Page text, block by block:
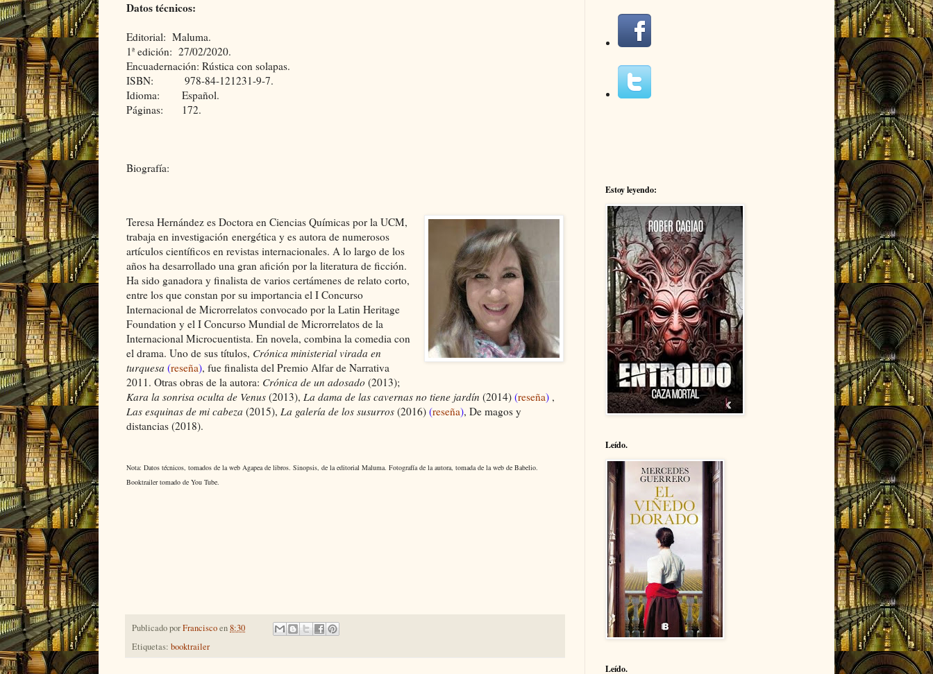
Datos técnicos:
Editorial: Maluma.
1ª edición: 27/02/2020.
Encuadernación: Rústica con solapas.
ISBN: 978-84-121231-9-7.
Idioma: Español.
Páginas: 172.
Biografía:
Teresa Hernández es Doctora en Ciencias Químicas por la UCM,
trabaja en investigación energética y es autora de numerosos
artículos científicos en revistas internacionales. A lo largo de los
años ha desarrollado una gran afición por la literatura de ficción.
Ha sido ganadora y finalista de varios certámenes de relato corto,
entre los que constan por su importancia el I Concurso
Internacional de Microrrelatos convocado por la Latin Heritage
Foundation y el I Concurso Mundial de Microrrelatos de la
Internacional Microcuentista. En novela, combina la comedia con
el drama. Uno de sus títulos, Crónica ministerial virada en
turquesa (reseña), fue finalista del Premio Alfar de Narrativa
2011. Otras obras de la autora: Crónica de un adosado (2013);
Kara la sonrisa oculta de Venus (2013), La dama de las cavernas no tiene jardín (2014) (reseña) ,
Las esquinas de mi cabeza (2015), La galería de los susurros (2016) (reseña), De magos y
distancias (2018).
Nota: Datos técnicos, tomados de la web Agapea de libros. Sinopsis, de la editorial Maluma. Fotografía de la autora, tomada de la web de Babelio.
Booktrailer tomado de You Tube.
Publicado porFranciscoen8:30
Etiquetas: booktrailer
Estoy leyendo:
Leído.
Leído.